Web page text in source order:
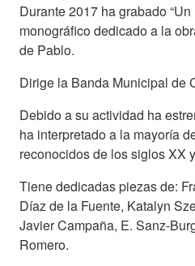
Durante 2017 ha grabado
monográfico dedicado a la
de Pablo.
Dirige la Banda Municipal de
Debido a su actividad ha
ha interpretado a la mayoría
reconocidos de los siglos XX
Tiene dedicadas piezas de:
Díaz de la Fuente, Katalyn
Javier Campaña, E. Sanz-
Romero.